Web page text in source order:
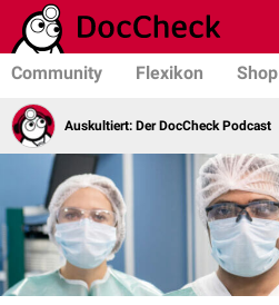
Community Flexikon Shop
Auskultiert: Der DocCheck Podcast